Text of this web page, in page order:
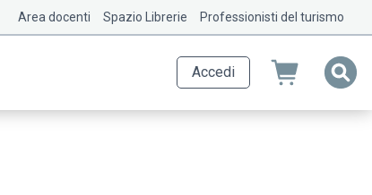
Area docenti Spazio Librerie Professionisti del turismo
Accedi